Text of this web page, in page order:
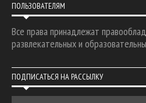
ПОЛЬЗОВАТЕЛЯМ
Все права принадлежат
развлекательных и
ПОДПИСАТЬСЯ НА РАССЫЛКУ